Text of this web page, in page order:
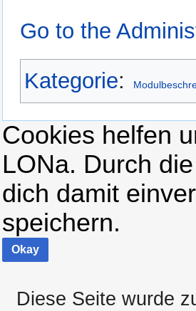
Go to the
Kategorie:
Cookies helfen
LONa. Durch
dich damit
speichern.
Okay
Diese Seite wurde